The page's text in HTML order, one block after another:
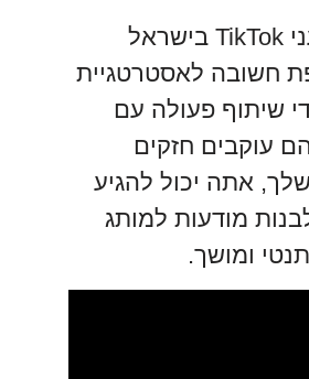
עבודה עם משפיעני TikTok בישראל
חשובה לאסטרטגיית
שיתוף פעולה עם
עוקבים חזקים
אתה יכול להגיע
מודעות למותג
ומושך.